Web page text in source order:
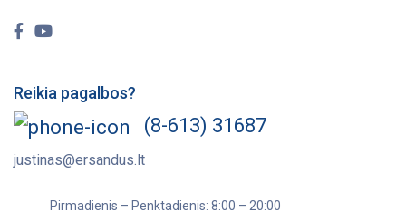
Reikia pagalbos?
(8-613) 31687
justinas@ersandus.lt
Pirmadienis – Penktadienis: 8:00 – 20:00